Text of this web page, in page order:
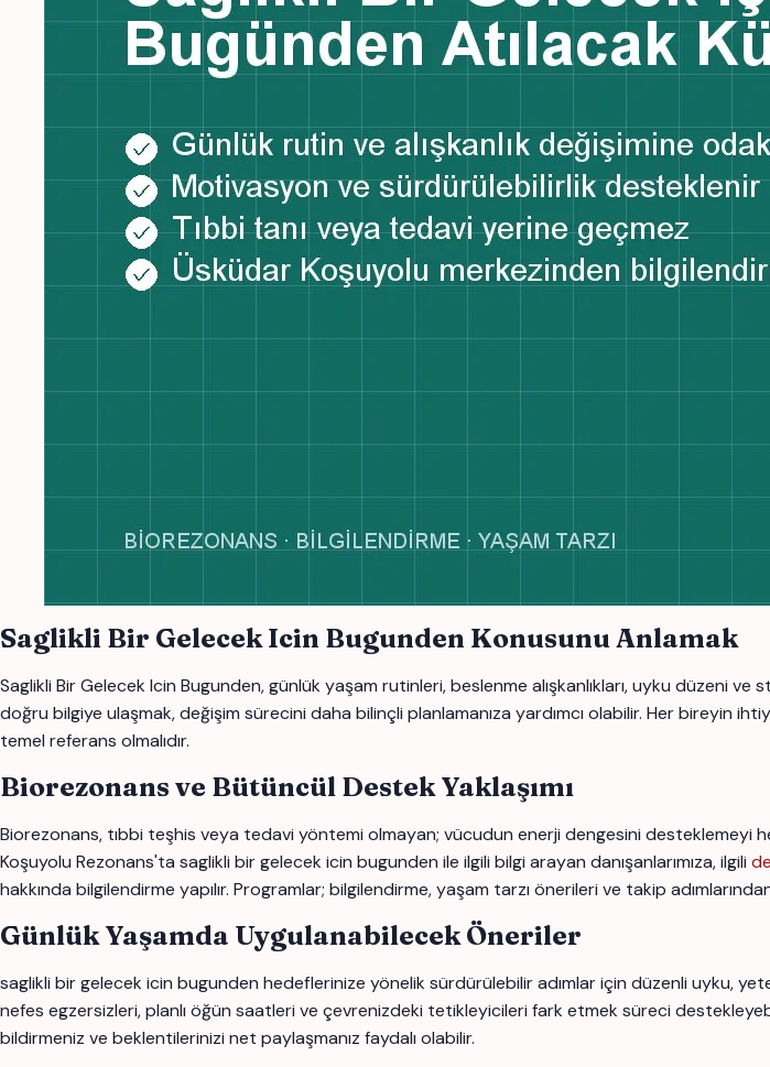
Saglikli Bir Gelecek Icin Bugunden Konusunu Anlamak
Saglikli Bir Gelecek Icin Bugunden, günlük yaşam rutinleri, beslenme alışkanlıkları, uyku düzeni
doğru bilgiye ulaşmak, değişim sürecini daha bilinçli planlamanıza yardımcı olabilir. Her bireyin
temel referans olmalıdır.
Biorezonans ve Bütüncül Destek Yaklaşımı
Biorezonans, tıbbi teşhis veya tedavi yöntemi olmayan; vücudun enerji dengesini desteklemeyi
Koşuyolu Rezonans'ta saglikli bir gelecek icin bugunden ile ilgili bilgi arayan danışanlarımıza, ilgili
hakkında bilgilendirme yapılır. Programlar; bilgilendirme, yaşam tarzı önerileri ve takip
Günlük Yaşamda Uygulanabilecek Öneriler
saglikli bir gelecek icin bugunden hedeflerinize yönelik sürdürülebilir adımlar için düzenli uyku,
nefes egzersizleri, planlı öğün saatleri ve çevrenizdeki tetikleyicileri fark etmek süreci
bildirmeniz ve beklentilerinizi net paylaşmanız faydalı olabilir.